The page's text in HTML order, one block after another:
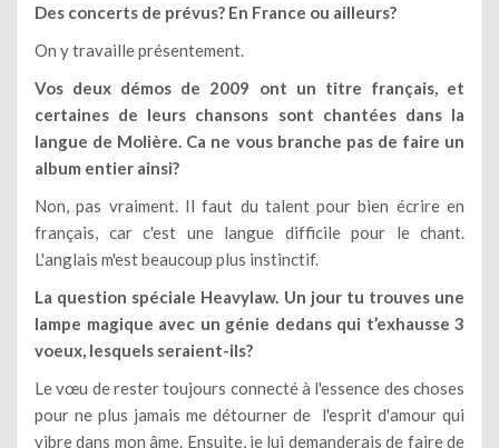
Des concerts de prévus? En France ou ailleurs?
On y travaille présentement.
Vos deux démos de 2009 ont un titre français, et
certaines de leurs chansons sont chantées dans la
langue de Molière. Ca ne vous branche pas de faire un
album entier ainsi?
Non, pas vraiment. Il faut du talent pour bien écrire en
français, car c'est une langue difficile pour le chant.
L'anglais m'est beaucoup plus instinctif.
La question spéciale Heavylaw. Un jour tu trouves une
lampe magique avec un génie dedans qui t’exhausse 3
voeux, lesquels seraient-ils?
Le vœu de rester toujours connecté à l'essence des choses
pour ne plus jamais me détourner de l'esprit d'amour qui
vibre dans mon âme. Ensuite, je lui demanderais de faire de